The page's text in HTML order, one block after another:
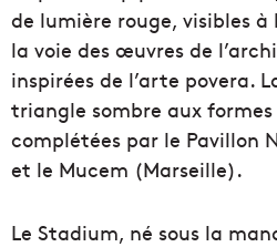
de lumière rouge, visibles
la voie des œuvres de
inspirées de l’arte povera.
triangle sombre aux
complétées par le Pavillon
et le Mucem (Marseille).
Le Stadium, né sous la